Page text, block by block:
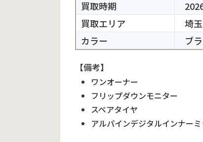
買取時期
買取エリア
埼
カラー
ブ
【備考】
ワンオーナー
フリップダウンモニター
スペアタイヤ
アルパインデジタルインナー